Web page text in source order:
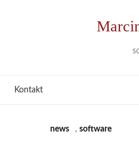
Kontakt
news ,software